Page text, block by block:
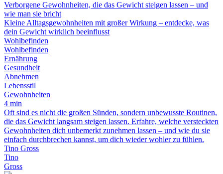
Verborgene Gewohnheiten, die das Gewicht steigen lassen – und
wie man sie bricht
Kleine Alltagsgewohnheiten mit großer Wirkung – entdecke, was
dein Gewicht wirklich beeinflusst
Wohlbefinden
Wohlbefinden
Ernährung
Gesundheit
Abnehmen
Lebensstil
Gewohnheiten
4 min
Oft sind es nicht die großen Sünden, sondern unbewusste Routinen,
die das Gewicht langsam steigen lassen. Erfahre, welche versteckten
Gewohnheiten dich unbemerkt zunehmen lassen – und wie du sie
einfach durchbrechen kannst, um dich wieder wohler zu fühlen.
Tino Gross
Tino
Gross